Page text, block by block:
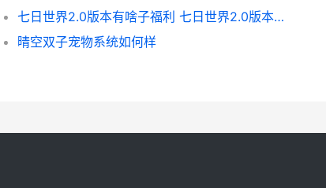
七日世界2.0版本有啥子福利 七日世界2.0版本宣传片
晴空双子宠物系统如何样